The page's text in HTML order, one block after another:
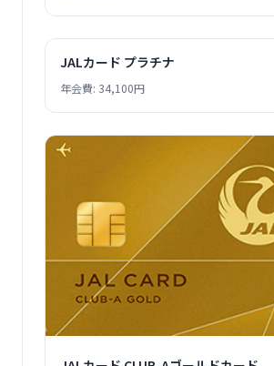
JALカード プラチナ
年会費: 34,100円